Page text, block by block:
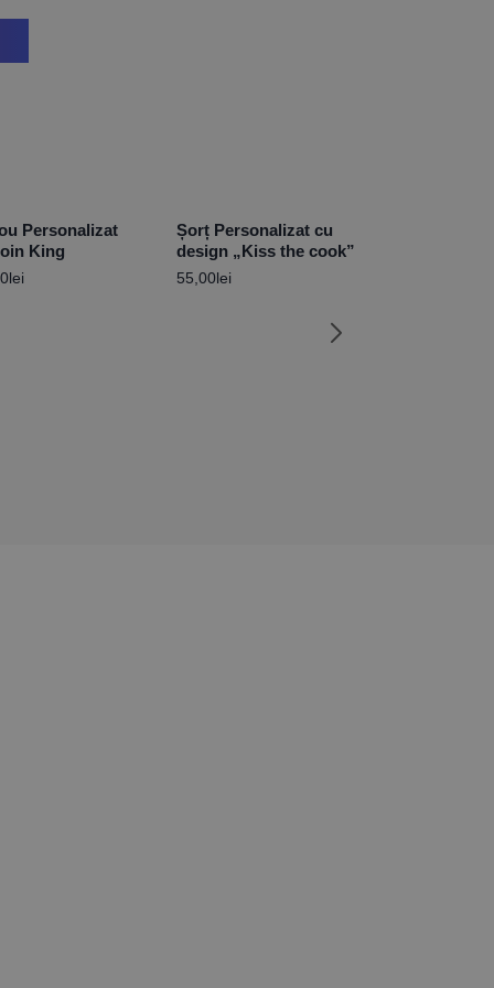
Personalizat
King
lei
Șorț Personalizat cu
design „Kiss the cook”
55,00lei